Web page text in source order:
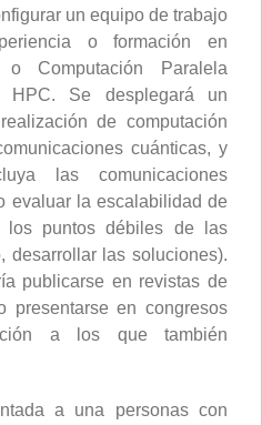
un equipo de trabajo
o formación en
o Computación Paralela
HPC. Se desplegará un
de computación
cuánticas, y
las comunicaciones
evaluar la escalabilidad de
los puntos débiles de las
desarrollar las soluciones).
publicarse en revistas de
presentarse en congresos
a los que también
a una personas con